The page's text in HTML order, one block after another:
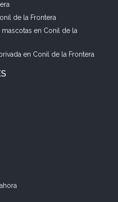
de la Frontera
en Conil de la
en Conil de la Frontera